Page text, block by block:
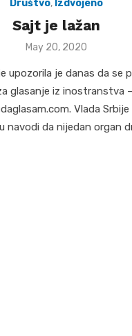
Društvo, Izdvojeno
Sajt je lažan
Posted
May 20, 2020
upozorila je danas da se
glasanje iz inostranstva –
Vlada Srbije
navodi da nijedan organ